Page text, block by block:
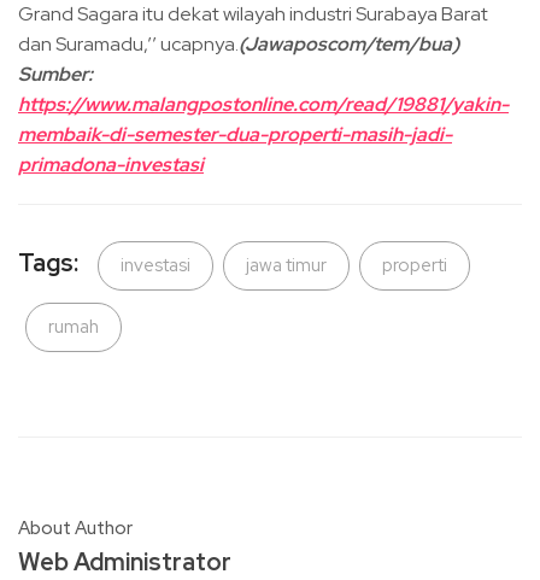
Grand Sagara itu dekat wilayah industri Surabaya Barat
dan Suramadu,’’ ucapnya.(Jawaposcom/tem/bua)
Sumber:
https://www.malangpostonline.com/read/19881/yakin-
membaik-di-semester-dua-properti-masih-jadi-
primadona-investasi
Tags: investasi jawa timur properti
rumah
About Author
Web Administrator